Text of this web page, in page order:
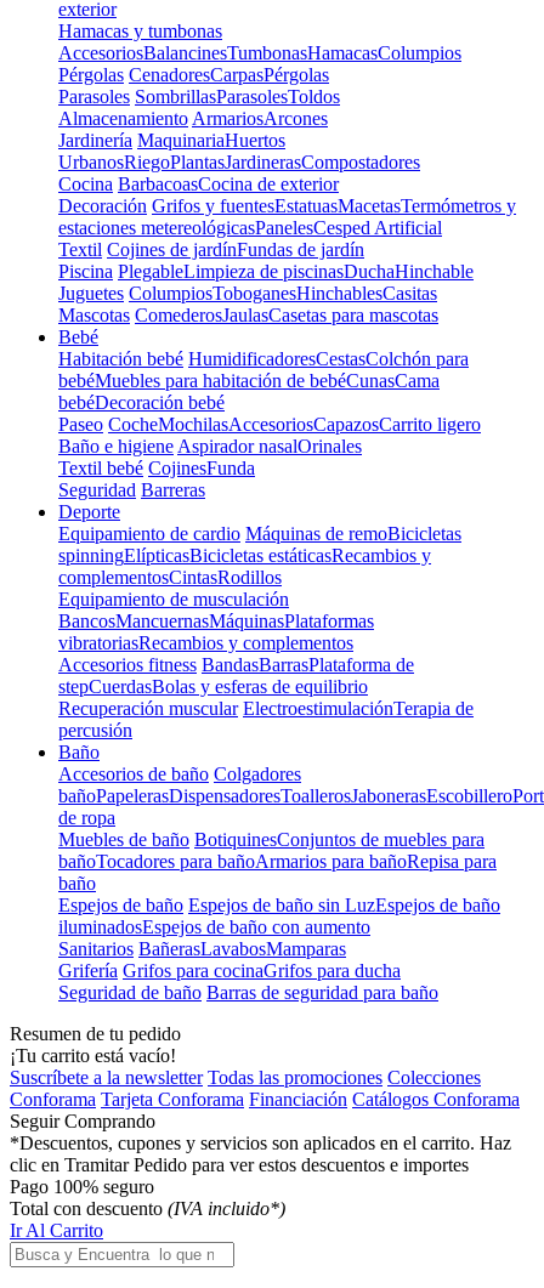
exterior
Hamacas y tumbonas
AccesoriosBalancinesTumbonasHamacasColumpios
Pérgolas CenadoresCarpasPérgolas
Parasoles SombrillasParasolesToldos
Almacenamiento ArmariosArcones
Jardinería MaquinariaHuertos
UrbanosRiegoPlantasJardinerasCompostadores
Cocina BarbacoasCocina de exterior
Decoración Grifos y fuentesEstatuasMacetasTermómetros y
estaciones metereológicasPanelesCesped Artificial
Textil Cojines de jardínFundas de jardín
Piscina PlegableLimpieza de piscinasDuchaHinchable
Juguetes ColumpiosToboganesHinchablesCasitas
Mascotas ComederosJaulasCasetas para mascotas
Bebé
Habitación bebé HumidificadoresCestasColchón para
bebéMuebles para habitación de bebéCunasCama
bebéDecoración bebé
Paseo CocheMochilasAccesoriosCapazosCarrito ligero
Baño e higiene Aspirador nasalOrinales
Textil bebé CojinesFunda
Seguridad Barreras
Deporte
Equipamiento de cardio Máquinas de remoBicicletas
spinningElípticasBicicletas estáticasRecambios y
complementosCintasRodillos
Equipamiento de musculación
BancosMancuernasMáquinasPlataformas
vibratoriasRecambios y complementos
Accesorios fitness BandasBarrasPlataforma de
stepCuerdasBolas y esferas de equilibrio
Recuperación muscular ElectroestimulaciónTerapia de
percusión
Baño
Accesorios de baño Colgadores
bañoPapelerasDispensadoresToallerosJabonerasEscobillero
de ropa
Muebles de baño BotiquinesConjuntos de muebles para
bañoTocadores para bañoArmarios para bañoRepisa para
baño
Espejos de baño Espejos de baño sin LuzEspejos de baño
iluminadosEspejos de baño con aumento
Sanitarios BañerasLavabosMamparas
Grifería Grifos para cocinaGrifos para ducha
Seguridad de baño Barras de seguridad para baño
Resumen de tu pedido
¡Tu carrito está vacío!
Suscríbete a la newsletter Todas las promociones Colecciones
Conforama Tarjeta Conforama Financiación Catálogos Conforama
Seguir Comprando
*Descuentos, cupones y servicios son aplicados en el carrito. Haz
clic en Tramitar Pedido para ver estos descuentos e importes
Pago 100% seguro
Total con descuento (IVA incluido*)
Ir Al Carrito